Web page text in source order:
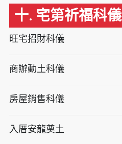
十. 宅第祈福科儀
旺宅招財科儀
商辦動土科儀
房屋銷售科儀
入厝安龍奠土